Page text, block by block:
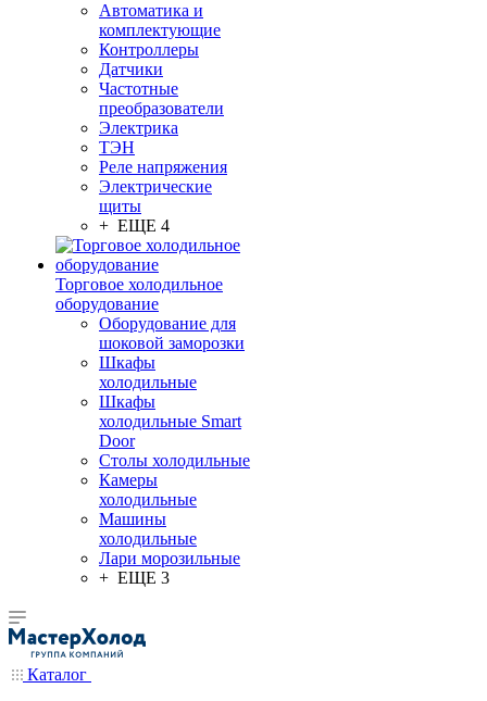
Автоматика и
комплектующие
Контроллеры
Датчики
Частотные
преобразователи
Электрика
ТЭН
Реле напряжения
Электрические
щиты
+ ЕЩЕ 4
Торговое холодильное
оборудование
Оборудование для
шоковой заморозки
Шкафы
холодильные
Шкафы
холодильные Smart
Door
Столы холодильные
Камеры
холодильные
Машины
холодильные
Лари морозильные
+ ЕЩЕ 3
Каталог